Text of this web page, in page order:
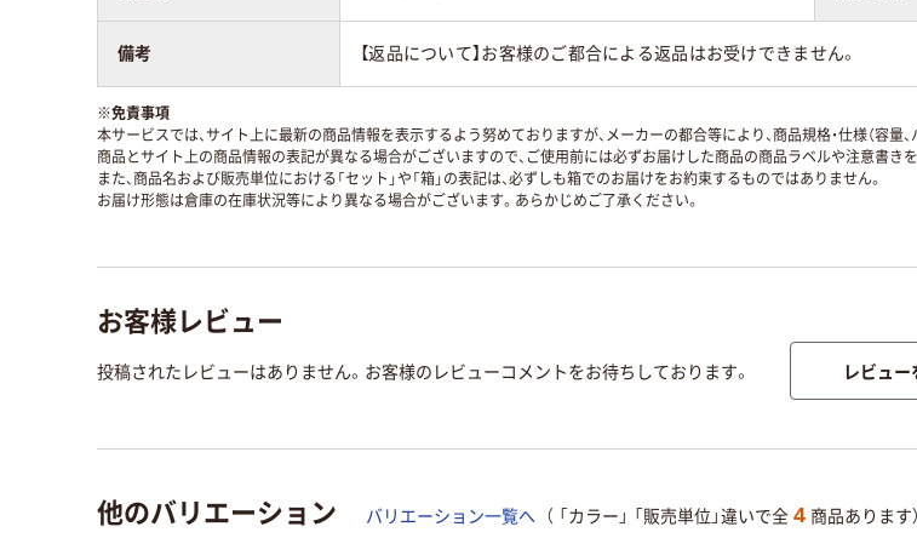
備考 【返品について】お客様のご都合による返品はお受けできません。
※免責事項
本サービスでは、サイト上に最新の商品情報を表示するよう努めておりますが、メーカーの都合等により、商品規格・仕様（容量
商品とサイト上の商品情報の表記が異なる場合がございますので、ご使用前には必ずお届けした商品の商品ラベルや注意書き
また、商品名および販売単位における「セット」や「箱」の表記は、必ずしも箱でのお届けをお約束するものではありません。
お届け形態は倉庫の在庫状況等により異なる場合がございます。あらかじめご了承ください。
お客様レビュー
投稿されたレビューはありません。お客様のレビューコメントをお待ちしております。 レビュー
他のバリエーション バリエーション一覧へ （ 「カラー」 「販売単位」違いで全 4 商品あります）